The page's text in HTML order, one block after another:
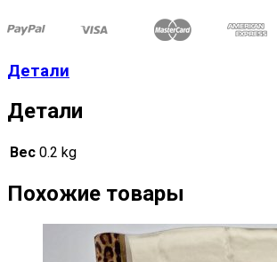
Детали
Детали
Вес 0.2 kg
Похожие товары